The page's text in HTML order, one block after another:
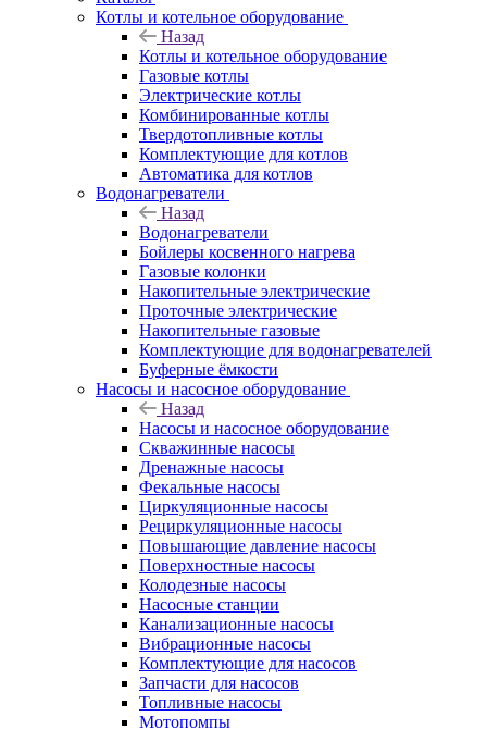
Котлы и котельное оборудование
Назад
Котлы и котельное оборудование
Газовые котлы
Электрические котлы
Комбинированные котлы
Твердотопливные котлы
Комплектующие для котлов
Автоматика для котлов
Водонагреватели
Назад
Водонагреватели
Бойлеры косвенного нагрева
Газовые колонки
Накопительные электрические
Проточные электрические
Накопительные газовые
Комплектующие для водонагревателей
Буферные ёмкости
Насосы и насосное оборудование
Назад
Насосы и насосное оборудование
Скважинные насосы
Дренажные насосы
Фекальные насосы
Циркуляционные насосы
Рециркуляционные насосы
Повышающие давление насосы
Поверхностные насосы
Колодезные насосы
Насосные станции
Канализационные насосы
Вибрационные насосы
Комплектующие для насосов
Запчасти для насосов
Топливные насосы
Мотопомпы